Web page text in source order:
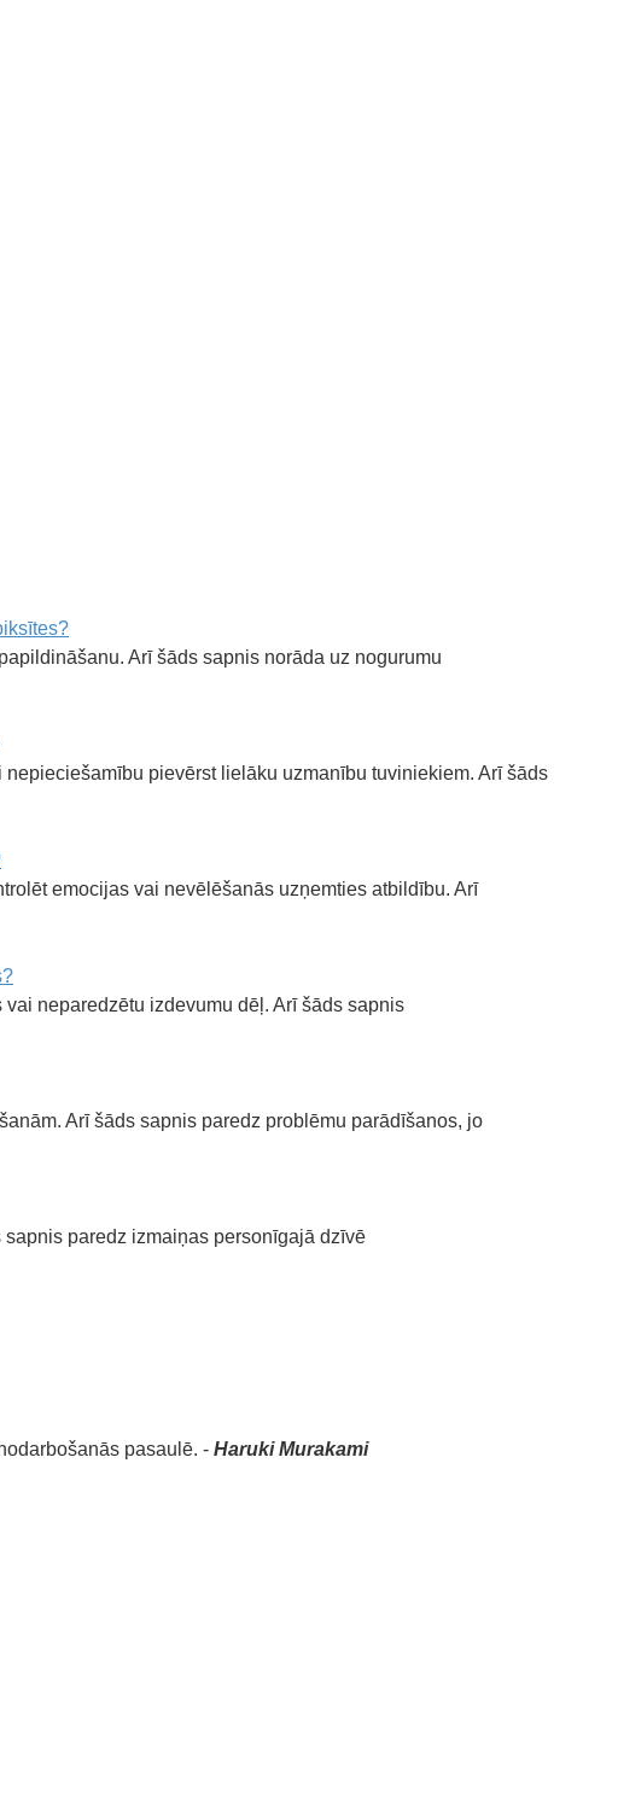
Arī šāds sapnis norāda uz nogurumu
pievērst lielāku uzmanību tuviniekiem. Arī šāds
emocijas vai nevēlēšanās uzņemties atbildību. Arī
neparedzētu izdevumu dēļ. Arī šāds sapnis
Arī šāds sapnis paredz problēmu parādīšanos, jo
paredz izmaiņas personīgajā dzīvē
pasaulē. - Haruki Murakami